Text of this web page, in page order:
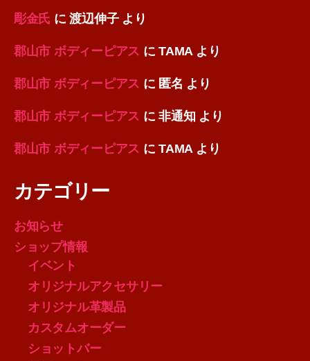
彫金氏 に渡辺伸子より
郡山市 ボディーピアス にTAMA より
郡山市 ボディーピアス に 匿名 より
郡山市 ボディーピアス に非通知 より
郡山市 ボディーピアス にTAMA より
カテゴリー
お知らせ
ショップ情報
イベント
オリジナルアクセサリー
オリジナル革製品
カスタムオーダー
ショットバー